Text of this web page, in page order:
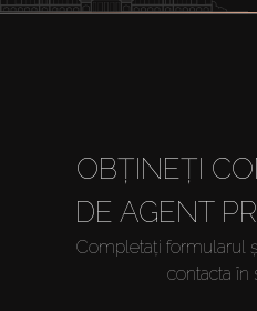
OBȚINEȚI
DE AGENT
Completați formularul
contacta în